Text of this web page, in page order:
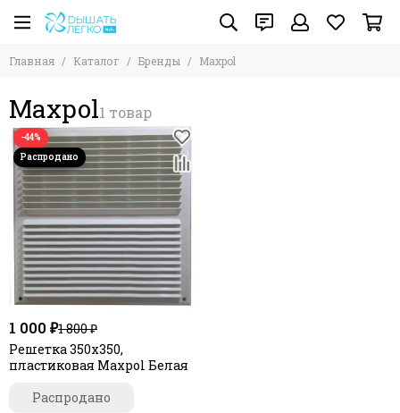
Главная Каталог Бренды Maxpol
Maxpol
−44%
1 000 ₽1 800 ₽
Решетка 350х350,
пластиковая Maxpol Белая
Распродано